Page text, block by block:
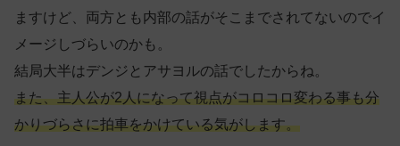
ますけど、両方とも内部の話がそこまでされてないのでイ
メージしづらいのかも。
結局大半はデンジとアサヨルの話でしたからね。
また、主人公が2人になって視点がコロコロ変わる事も分
かりづらさに拍車をかけている気がします。